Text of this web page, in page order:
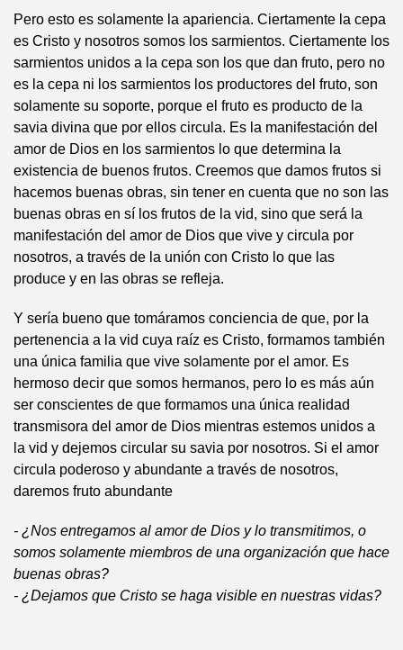
Pero esto es solamente la apariencia. Ciertamente la cepa
es Cristo y nosotros somos los sarmientos. Ciertamente los
sarmientos unidos a la cepa son los que dan fruto, pero no
es la cepa ni los sarmientos los productores del fruto, son
solamente su soporte, porque el fruto es producto de la
savia divina que por ellos circula. Es la manifestación del
amor de Dios en los sarmientos lo que determina la
existencia de buenos frutos. Creemos que damos frutos si
hacemos buenas obras, sin tener en cuenta que no son las
buenas obras en sí los frutos de la vid, sino que será la
manifestación del amor de Dios que vive y circula por
nosotros, a través de la unión con Cristo lo que las
produce y en las obras se refleja.
Y sería bueno que tomáramos conciencia de que, por la
pertenencia a la vid cuya raíz es Cristo, formamos también
una única familia que vive solamente por el amor. Es
hermoso decir que somos hermanos, pero lo es más aún
ser conscientes de que formamos una única realidad
transmisora del amor de Dios mientras estemos unidos a
la vid y dejemos circular su savia por nosotros. Si el amor
circula poderoso y abundante a través de nosotros,
daremos fruto abundante
- ¿Nos entregamos al amor de Dios y lo transmitimos, o
somos solamente miembros de una organización que hace
buenas obras?
- ¿Dejamos que Cristo se haga visible en nuestras vidas?